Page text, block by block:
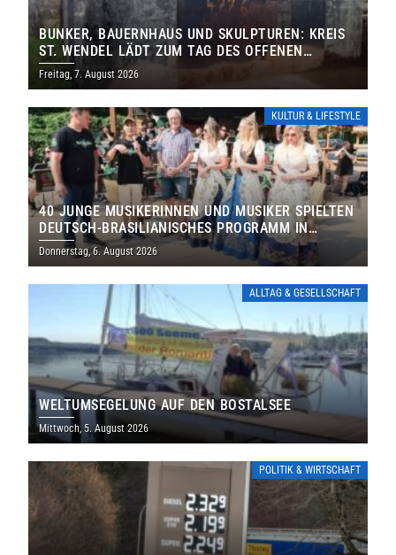
BUNKER, BAUERNHAUS UND SKULPTUREN: KREIS
ST. WENDEL LÄDT ZUM TAG DES OFFENEN
DENKMALS EIN
Freitag, 7. August 2026
KULTUR & LIFESTYLE
40 JUNGE MUSIKERINNEN UND MUSIKER SPIELTEN
DEUTSCH-BRASILIANISCHES PROGRAMM IN
THOLEY
Donnerstag, 6. August 2026
ALLTAG & GESELLSCHAFT
WELTUMSEGELUNG AUF DEN BOSTALSEE
Mittwoch, 5. August 2026
POLITIK & WIRTSCHAFT